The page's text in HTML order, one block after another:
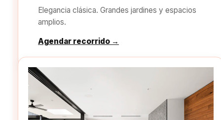
Elegancia clásica. Grandes jardines y espacios
amplios.
Agendar recorrido →